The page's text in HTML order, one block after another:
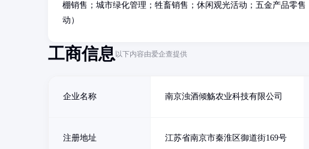
棚销售；城市绿化管理；牲畜销售；休闲观光活动；五金产品零
动）
工商信息以下内容由爱企查提供
企业名称 南京浊酒倾觞农业科技有限公司
注册地址 江苏省南京市秦淮区御道街169号